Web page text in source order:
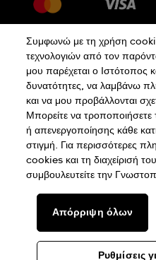
Επιστροφές
Όροι Πώλησης
Κάνε κλικ εδώ για
Θέσεις Εργασίας
Πολιτική Απορρήτου
Όροι
© SWATCH AG 2026. ΜΕ
Συμφωνώ με τη χρήση
τεχνολογιών από τον
μου παρέχεται ο Ιστότοπος
δυνατότητες, να λαμβάνω
και να μου προβάλλονται
Μπορείτε να τροποποιήσετε
ή απενεργοποίησης κάθε
στιγμή. Για περισσότερες
cookies και τη διαχείρισή
συμβουλευτείτε την
Ρυθμίσεις
Απόρριψη όλων